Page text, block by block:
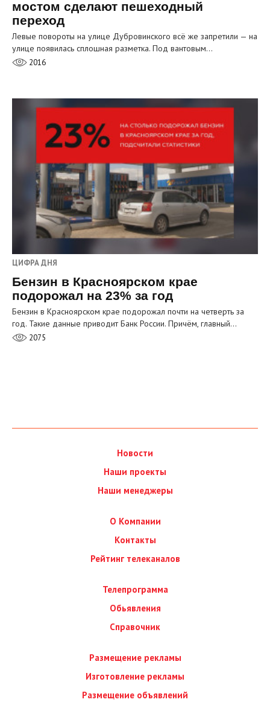
мостом сделают пешеходный
переход
Левые повороты на улице Дубровинского всё же запретили — на
улице появилась сплошная разметка. Под вантовым…
2016
ЦИФРА ДНЯ
Бензин в Красноярском крае
подорожал на 23% за год
Бензин в Красноярском крае подорожал почти на четверть за
год. Такие данные приводит Банк России. Причём, главный…
2075
Новости
Наши проекты
Наши менеджеры
О Компании
Контакты
Рейтинг телеканалов
Телепрограмма
Обьявления
Справочник
Размещение рекламы
Изготовление рекламы
Размещение объявлений